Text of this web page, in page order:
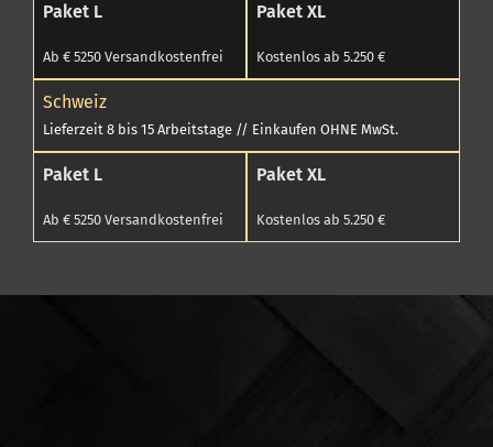
Paket L
Ab € 5250 Versandkostenfrei
Paket XL
Kostenlos ab 5.250 €
Schweiz
Lieferzeit 8 bis 15 Arbeitstage // Einkaufen OHNE MwSt.
Paket L
Ab € 5250 Versandkostenfrei
Paket XL
Kostenlos ab 5.250 €